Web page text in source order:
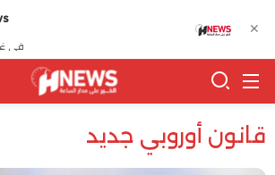
قانون أوروبي جديد
✕
في